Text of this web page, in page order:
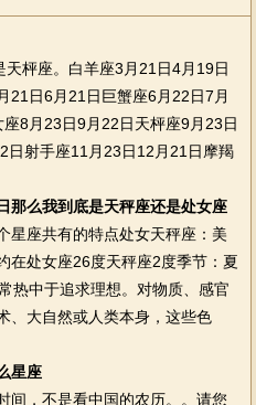
枰座。白羊座3月21日4月19日
21日6月21日巨蟹座6月22日7月
8月23日9月22日天枰座9月23日
日射手座11月23日12月21日摩羯
那么我到底是天秤座还是处女座
座共有的特点处女天秤座：美
在处女座26度天秤座2度季节：夏
热中于追求理想。对物质、感官
、大自然或人类本身，这些色
星座
，不是看中国的农历。。请您